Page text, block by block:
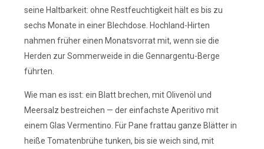
seine Haltbarkeit: ohne Restfeuchtigkeit hält es bis zu
sechs Monate in einer Blechdose. Hochland-Hirten
nahmen früher einen Monatsvorrat mit, wenn sie die
Herden zur Sommerweide in die Gennargentu-Berge
führten.
Wie man es isst: ein Blatt brechen, mit Olivenöl und
Meersalz bestreichen — der einfachste Aperitivo mit
einem Glas Vermentino. Für Pane frattau ganze Blätter in
heiße Tomatenbrühe tunken, bis sie weich sind, mit